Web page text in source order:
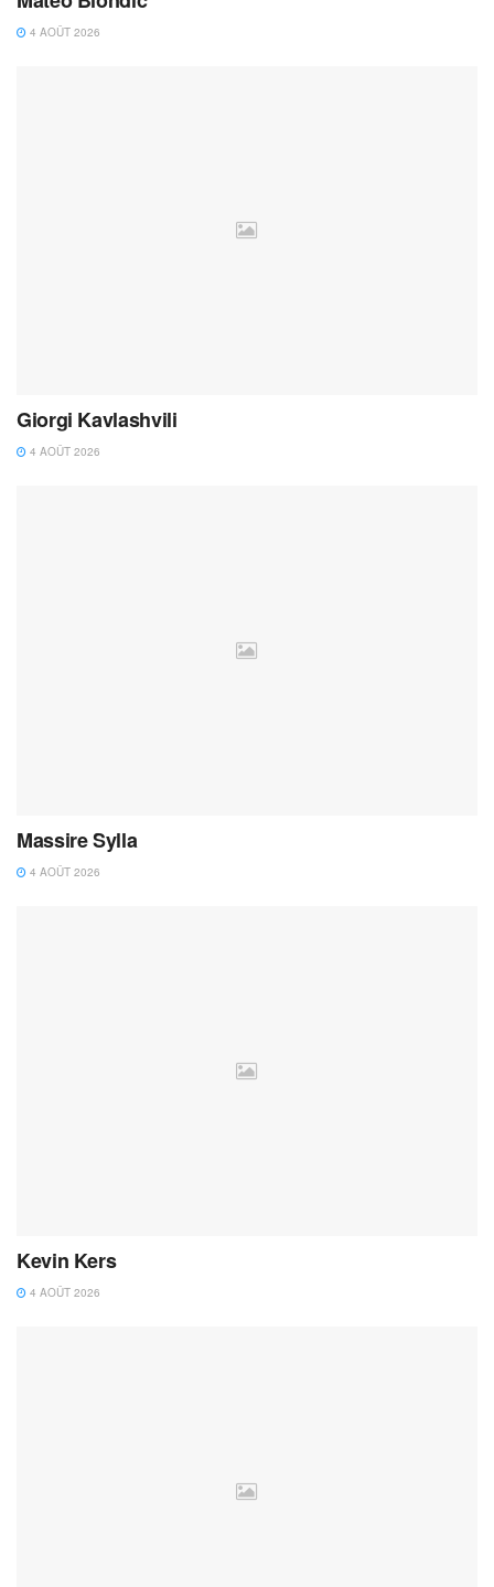
4 AOÛT 2026
Giorgi Kavlashvili
4 AOÛT 2026
Massire Sylla
4 AOÛT 2026
Kevin Kers
4 AOÛT 2026